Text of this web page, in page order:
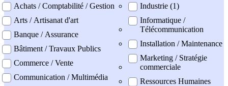
professionel
Achats / Comptabilité / Gestion
Arts / Artisanat d'art
Banque / Assurance
Bâtiment / Travaux Publics
Commerce / Vente
Communication / Multimédia
Industrie (1)
Informatique /
Télécommunication
Installation / Maintenance
Marketing / Stratégie
commerciale
Ressources Humaines